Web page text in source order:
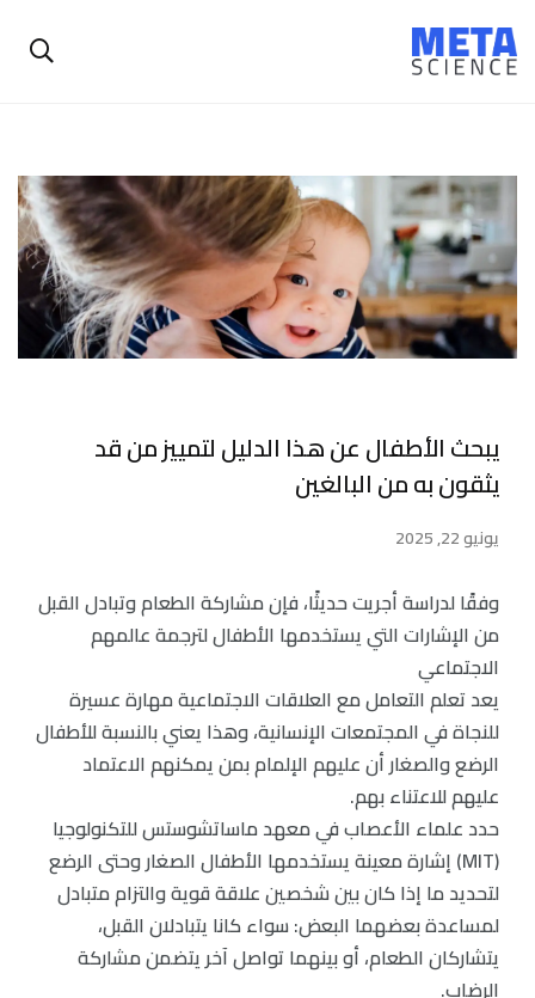
يبحث الأطفال عن هذا الدليل لتمييز من قد
يثقون به من البالغين
يونيو 22, 2025
وفقًا لدراسة أجريت حديثًا، فإن مشاركة الطعام وتبادل القبل
من الإشارات التي يستخدمها الأطفال لترجمة عالمهم
الاجتماعي
يعد تعلم التعامل مع العلاقات الاجتماعية مهارة عسيرة
للنجاة في المجتمعات الإنسانية، وهذا يعني بالنسبة للأطفال
الرضع والصغار أن عليهم الإلمام بمن يمكنهم الاعتماد
عليهم للاعتناء بهم.
حدد علماء الأعصاب في معهد ماساتشوستس للتكنولوجيا
(MIT) إشارة معينة يستخدمها الأطفال الصغار وحتى الرضع
لتحديد ما إذا كان بين شخصين علاقة قوية والتزام متبادل
لمساعدة بعضهما البعض: سواء كانا يتبادلان القبل،
يتشاركان الطعام، أو بينهما تواصل آخر يتضمن مشاركة
الرضاب.